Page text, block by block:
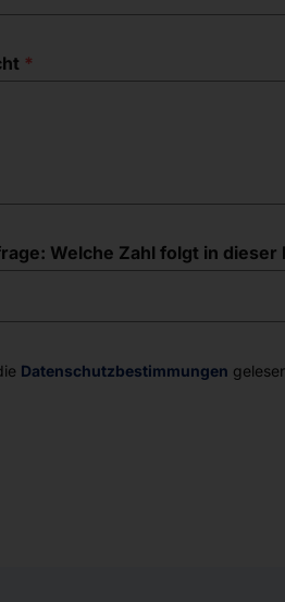
Welche Zahl folgt in dieser
Datenschutzbestimmungen